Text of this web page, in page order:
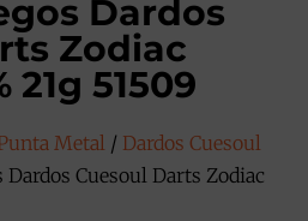
Dardos
Zodiac
51509
Metal / Dardos Cuesoul
Cuesoul Darts Zodiac